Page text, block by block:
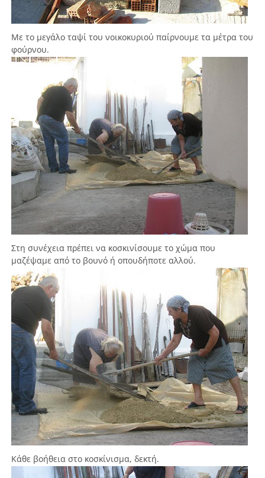
Με το μεγάλο ταψί του νοικοκυριού παίρνουμε τα μέτρα του
φούρνου.
Στη συνέχεια πρέπει να κοσκινίσουμε το χώμα που
μαζέψαμε από το βουνό ή οπουδήποτε αλλού.
Κάθε βοήθεια στο κοσκίνισμα, δεκτή.